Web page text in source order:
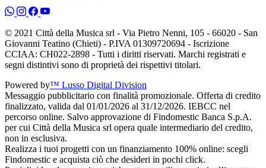
© 2021 Città della Musica srl - Via Pietro Nenni, 105 - 66020 - San
Giovanni Teatino (Chieti) - P.IVA 01309720694 - Iscrizione
CCIAA: CH022-2898 - Tutti i diritti riservati. Marchi registrati e
segni distintivi sono di proprietà dei rispettivi titolari.
Powered by™ Lusso Digital Division
Messaggio pubblicitario con finalità promozionale. Offerta di credito
finalizzato, valida dal 01/01/2026 al 31/12/2026. IEBCC nel
percorso online. Salvo approvazione di Findomestic Banca S.p.A.
per cui Città della Musica srl opera quale intermediario del credito,
non in esclusiva.
Realizza i tuoi progetti con un finanziamento 100% online: scegli
Findomestic e acquista ciò che desideri in pochi click.